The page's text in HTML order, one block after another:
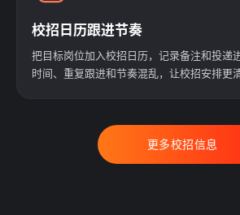
校招日历跟进节奏
把目标岗位加入校招日历，记录备注和投递
时间、重复跟进和节奏混乱，让校招安排更清
更多校招信息